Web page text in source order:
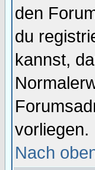
den
du
kannst,
vorliegen.
Nach